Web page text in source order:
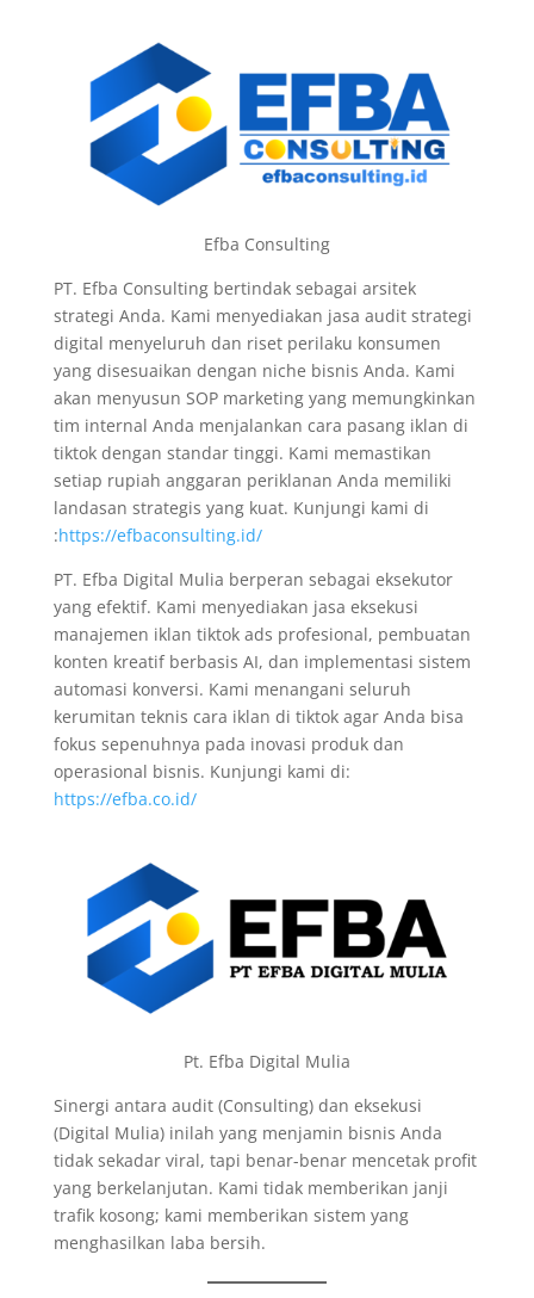
Efba Consulting
PT. Efba Consulting bertindak sebagai arsitek
strategi Anda. Kami menyediakan jasa audit strategi
digital menyeluruh dan riset perilaku konsumen
yang disesuaikan dengan niche bisnis Anda. Kami
akan menyusun SOP marketing yang memungkinkan
tim internal Anda menjalankan cara pasang iklan di
tiktok dengan standar tinggi. Kami memastikan
setiap rupiah anggaran periklanan Anda memiliki
landasan strategis yang kuat. Kunjungi kami di
:https://efbaconsulting.id/
PT. Efba Digital Mulia berperan sebagai eksekutor
yang efektif. Kami menyediakan jasa eksekusi
manajemen iklan tiktok ads profesional, pembuatan
konten kreatif berbasis AI, dan implementasi sistem
automasi konversi. Kami menangani seluruh
kerumitan teknis cara iklan di tiktok agar Anda bisa
fokus sepenuhnya pada inovasi produk dan
operasional bisnis. Kunjungi kami di:
https://efba.co.id/
Pt. Efba Digital Mulia
Sinergi antara audit (Consulting) dan eksekusi
(Digital Mulia) inilah yang menjamin bisnis Anda
tidak sekadar viral, tapi benar-benar mencetak profit
yang berkelanjutan. Kami tidak memberikan janji
trafik kosong; kami memberikan sistem yang
menghasilkan laba bersih.